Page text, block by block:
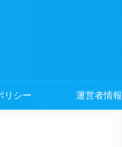
リシー 運営者情報